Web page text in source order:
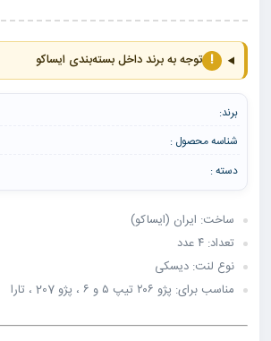
! توجه به برند داخل بسته‌بندی ایساکو
برند:
شناسه محصول :
دسته :
ساخت: ایران (ایساکو)
تعداد: ۴ عدد
نوع لنت: دیسکی
مناسب برای: پژو ۲۰۶ تیپ ۵ و ۶ ، پژو 207 ، تارا